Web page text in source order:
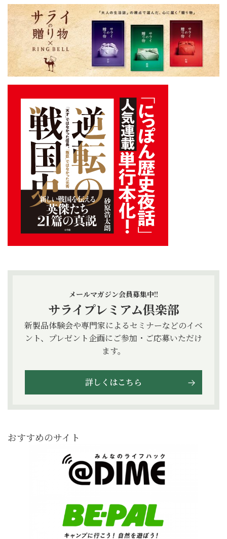
メールマガジン会員募集中!!
サライプレミアム倶楽部
新製品体験会や専門家によるセミナーなどのイベ
ント、プレゼント企画にご参加・ご応募いただけ
ます。
詳しくはこちら
おすすめのサイト